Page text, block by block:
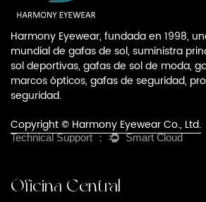
Harmony Eyewear, fundada en 1998,
mundial de gafas de sol, suministra
sol deportivas, gafas de sol de moda,
marcos ópticos, gafas de seguridad,
seguridad.
Copyright © Harmony Eyewear Co., Ltd.
Oficina Central